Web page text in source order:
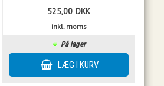
525,00 DKK
inkl. moms
På lager